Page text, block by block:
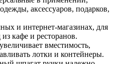
аксессуаров, подарков,
и интернет-магазинах, для
кафе и ресторанов.
вместимость,
лотки и контейнеры.